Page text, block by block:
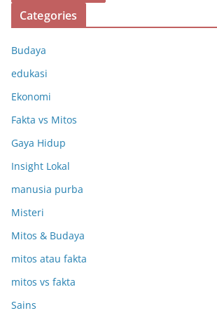
Categories
Budaya
edukasi
Ekonomi
Fakta vs Mitos
Gaya Hidup
Insight Lokal
manusia purba
Misteri
Mitos & Budaya
mitos atau fakta
mitos vs fakta
Sains